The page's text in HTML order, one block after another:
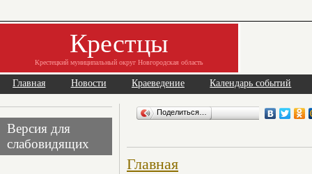
Крестцы
Крестецкий муниципальный округ Новгородская область
Главная Новости Краеведение Календарь событий
Версия для
слабовидящих
Поделиться…
Главная